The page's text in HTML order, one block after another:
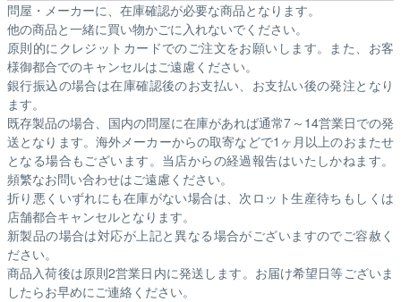
問屋・メーカーに、在庫確認が必要な商品となります。
他の商品と一緒に買い物かごに入れないでください。
原則的にクレジットカードでのご注文をお願いします。また、お客
様御都合でのキャンセルはご遠慮ください。
銀行振込の場合は在庫確認後のお支払い、お支払い後の発注となり
ます。
既存製品の場合、国内の問屋に在庫があれば通常7～14営業日での発
送となります。海外メーカーからの取寄などで1ヶ月以上のおまたせ
となる場合もございます。 当店からの経過報告はいたしかねます。
頻繁なお問い合わせはご遠慮ください。
折り悪くいずれにも在庫がない場合は、次ロット生産待ちもしくは
店舗都合キャンセルとなります。
新製品の場合は対応が上記と異なる場合がございますのでご容赦く
ださい。
商品入荷後は原則2営業日内に発送します。お届け希望日等ございま
したらお早めにご連絡ください。